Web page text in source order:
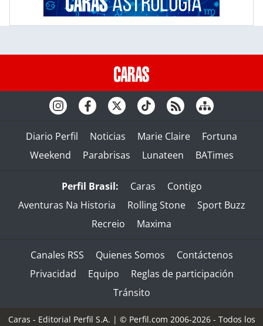
Diario Perfil Noticias Marie Claire
Fortuna
Weekend
Parabrisas Lunateen BATimes
Perfil Brasil: Caras
Contigo
Aventuras Na Historia
Rolling Stone
Sport Buzz
Recreio
Maxima
Canales RSS Quienes Somos
Contáctenos
Privacidad
Equipo
Reglas de participación
Tránsito
Caras - Editorial Perfil S.A. | © Perfil.com 2006-2026 - Todos los